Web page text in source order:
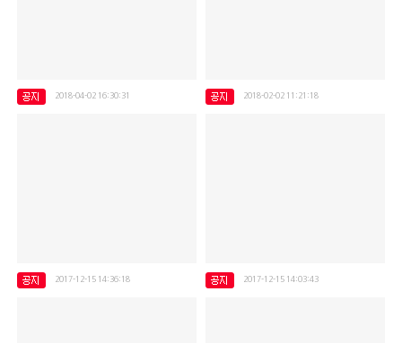
2018-04-02 16:30:31 2018-02-02 11:21:18
2017-12-15 14:36:18 2017-12-15 14:03:43